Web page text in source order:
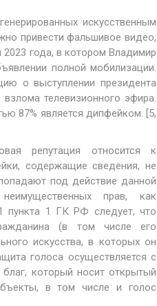
искусственным
привести фальшивое видео,
года, в котором Владимир
полной мобилизации.
о выступлении президента
телевизионного эфира.
87% является дипфейком. [5,
репутация относится к
содержащие сведения, не
под действие данной
прав, как
пункта 1 ГК РФ следует, что
(в том числе его
искусства, в которых он
голоса осуществляется с
который носит открытый
в том числе и голос